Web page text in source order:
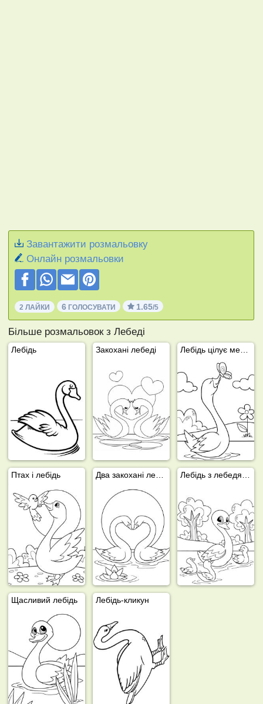
Завантажити розмальовку
Онлайн розмальовки
2 ЛАЙКИ 6 ГОЛОСУВАТИ 1.65/5
Більше розмальовок з Лебеді
Лебідь Закохані лебеді
Птах і лебідь
Щасливий лебідь Лебідь-кликун